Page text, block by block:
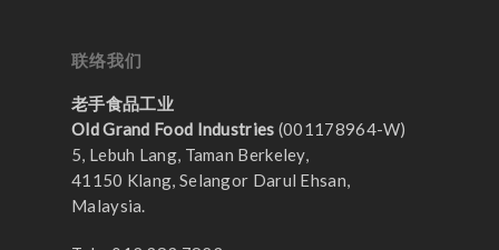
联络我们
老手食品工业
Old Grand Food Industries (001178964-W)
5, Lebuh Lang, Taman Berkeley,
41150 Klang, Selangor Darul Ehsan,
Malaysia.